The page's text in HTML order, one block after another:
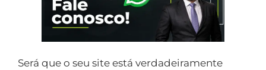
Será que o seu site está verdadeiramente